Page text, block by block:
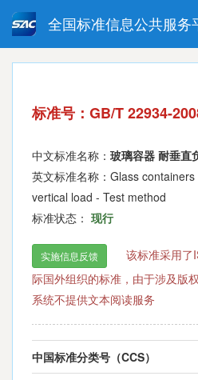
全国标准信息公共服务
强制性国家标准
指导性技术文件
标准号：GB/T 22934-
中文标准名称： 玻璃容器 耐垂直
英文标准名称：Glass
vertical load - Test method
标准状态： 现行
实施信息反馈
该标准采用了
际国外组织的标准，由于涉及版
系统不提供文本阅读服务
中国标准分类号（CCS）